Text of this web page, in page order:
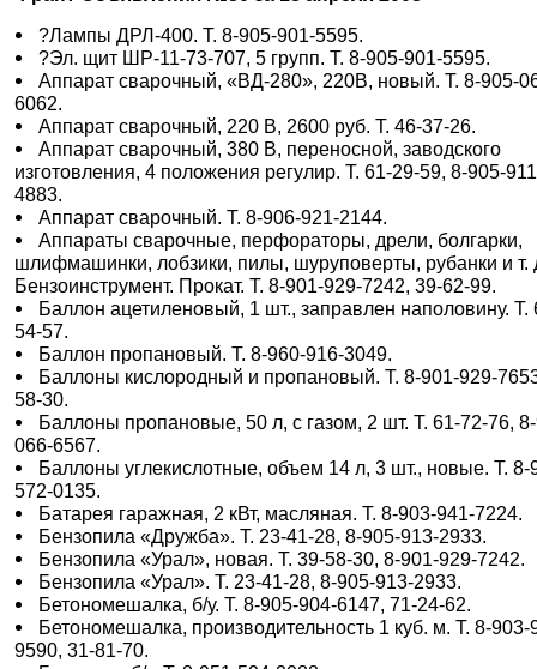
?Лампы ДРЛ-400. Т. 8-905-901-5595.
?Эл. щит ШР-11-73-707, 5 групп. Т. 8-905-901-5595.
Аппарат сварочный, «ВД-280», 220В, новый. Т. 8-905-
6062.
Аппарат сварочный, 220 В, 2600 руб. Т. 46-37-26.
Аппарат сварочный, 380 В, переносной, заводского
изготовления, 4 положения регулир. Т. 61-29-59, 8-905-
4883.
Аппарат сварочный. Т. 8-906-921-2144.
Аппараты сварочные, перфораторы, дрели, болгарки,
шлифмашинки, лобзики, пилы, шуруповерты, рубанки и т.
Бензоинструмент. Прокат. Т. 8-901-929-7242, 39-62-99.
Баллон ацетиленовый, 1 шт., заправлен наполовину. Т.
54-57.
Баллон пропановый. Т. 8-960-916-3049.
Баллоны кислородный и пропановый. Т. 8-901-929-
58-30.
Баллоны пропановые, 50 л, с газом, 2 шт. Т. 61-72-76,
066-6567.
Баллоны углекислотные, объем 14 л, 3 шт., новые. Т. 8-
572-0135.
Батарея гаражная, 2 кВт, масляная. Т. 8-903-941-7224.
Бензопила «Дружба». Т. 23-41-28, 8-905-913-2933.
Бензопила «Урал», новая. Т. 39-58-30, 8-901-929-7242.
Бензопила «Урал». Т. 23-41-28, 8-905-913-2933.
Бетономешалка, б/у. Т. 8-905-904-6147, 71-24-62.
Бетономешалка, производительность 1 куб. м. Т. 8-903-
9590, 31-81-70.